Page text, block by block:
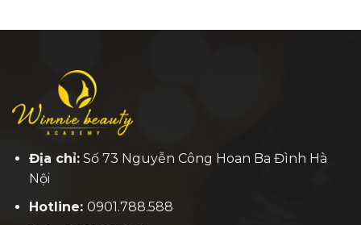
Địa chỉ:Số 73 Nguyễn Công Hoan Ba Đình Hà
Nội
Hotline: 0901.788.588